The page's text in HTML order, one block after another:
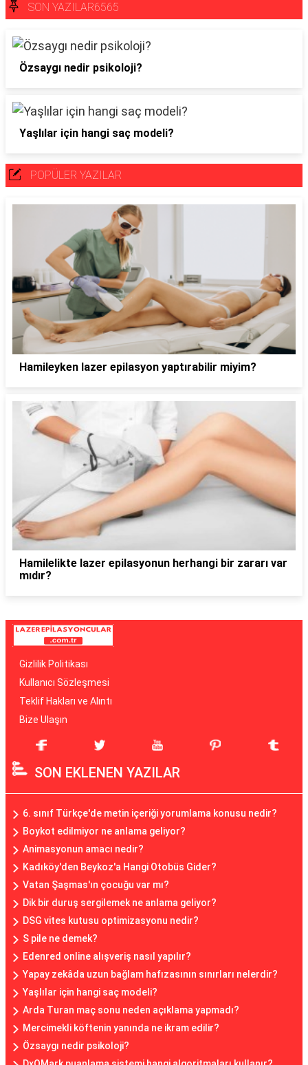
SON YAZILAR6565
Özsaygı nedir psikoloji?
Yaşlılar için hangi saç modeli?
POPÜLER YAZILAR
Hamileyken lazer epilasyon yaptırabilir miyim?
Hamilelikte lazer epilasyonun herhangi bir zararı var
mıdır?
Gizlilik Politikası
Kullanıcı Sözleşmesi
Teklif Hakları ve Alıntı
Bize Ulaşın
SON EKLENEN YAZILAR
6. sınıf Türkçe'de metin içeriği yorumlama konusu nedir?
Boykot edilmiyor ne anlama geliyor?
Animasyonun amacı nedir?
Kadıköy'den Beykoz'a Hangi Otobüs Gider?
Vatan Şaşmas'ın çocuğu var mı?
Dik bir duruş sergilemek ne anlama geliyor?
DSG vites kutusu optimizasyonu nedir?
S pile ne demek?
Edenred online alışveriş nasıl yapılır?
Yapay zekâda uzun bağlam hafızasının sınırları nelerdir?
Yaşlılar için hangi saç modeli?
Arda Turan maç sonu neden açıklama yapmadı?
Mercimekli köftenin yanında ne ikram edilir?
Özsaygı nedir psikoloji?